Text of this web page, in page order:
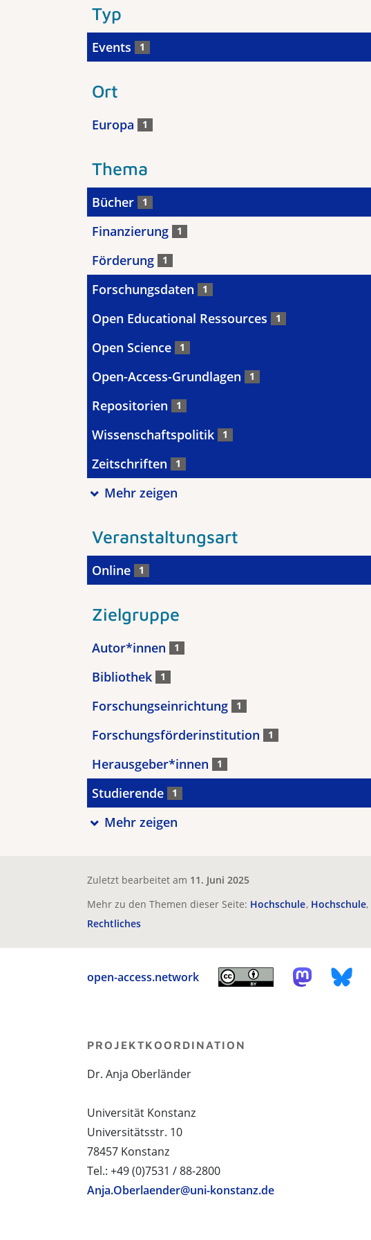
Typ
Events 1
Ort
Europa 1
Thema
Bücher 1
Finanzierung 1
Förderung 1
Forschungsdaten 1
Open Educational Ressources 1
Open Science 1
Open-Access-Grundlagen 1
Repositorien 1
Wissenschaftspolitik 1
Zeitschriften 1
Mehr zeigen
Veranstaltungsart
Online 1
Zielgruppe
Autor*innen 1
Bibliothek 1
Forschungseinrichtung 1
Forschungsförderinstitution 1
Herausgeber*innen 1
Studierende 1
Mehr zeigen
Zuletzt bearbeitet am 11. Juni 2025
Mehr zu den Themen dieser Seite: Hochschule Hochschule
Rechtliches
open-access.network
PROJEKTKOORDINATION
Dr. Anja Oberländer
Universität Konstanz
Universitätsstr. 10
78457 Konstanz
Tel.: +49 (0)7531 / 88-2800
Anja.Oberlaender@uni-konstanz.de